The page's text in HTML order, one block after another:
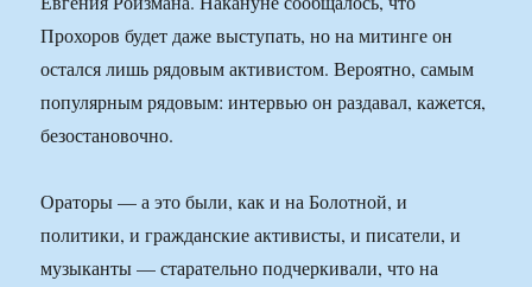
Прохоров будет даже выступать, но на митинге он
остался лишь рядовым активистом. Вероятно, самым
популярным рядовым: интервью он раздавал, кажется,
безостановочно.
Ораторы — а это были, как и на Болотной, и
политики, и гражданские активисты, и писатели, и
музыканты — старательно подчеркивали, что на